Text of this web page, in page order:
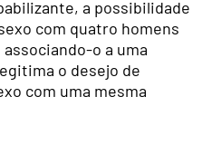
a possibilidade
com quatro homens
o a uma
o desejo de
com uma mesma